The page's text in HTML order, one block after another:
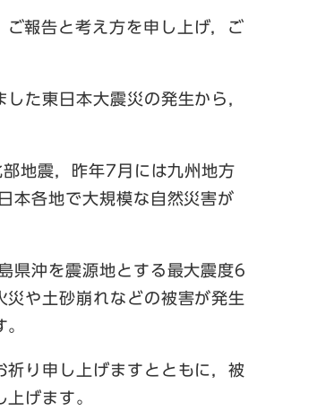
報告と考え方を申し上げ，ご
た東日本大震災の発生から，
地震，昨年7月には九州地方
本各地で大規模な自然災害が
県沖を震源地とする最大震度6
や土砂崩れなどの被害が発生
り申し上げますとともに，被
げます。